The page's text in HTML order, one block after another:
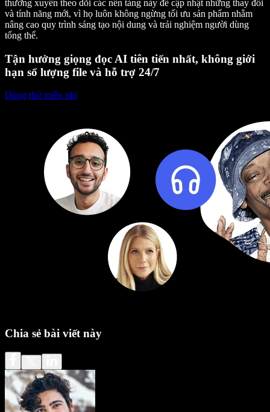
thường xuyên theo dõi các nền tảng này để cập nhật những thay đổi
và tính năng mới, vì họ luôn không ngừng tối ưu sản phẩm nhằm
nâng cao quy trình sáng tạo nội dung và trải nghiệm người dùng
tổng thể.
Tận hưởng giọng đọc AI tiên tiến nhất, không giới
hạn số lượng file và hỗ trợ 24/7
Dùng thử miễn phí
Chia sẻ bài viết này